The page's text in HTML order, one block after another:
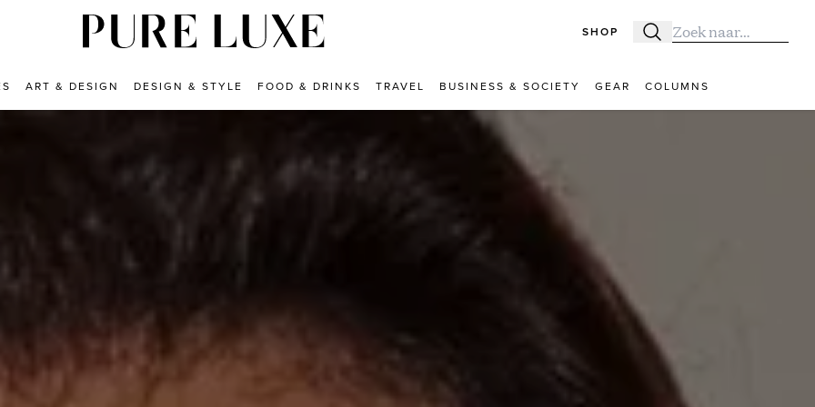
SHOP Zoeken
Zoek naar:
ART & DESIGN DESIGN & STYLE FOOD & DRINKS TRAVEL BUSINESS & SOCIETY GEAR COLUMNS